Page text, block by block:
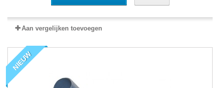
Aan vergelijken toevoegen
NIEUW